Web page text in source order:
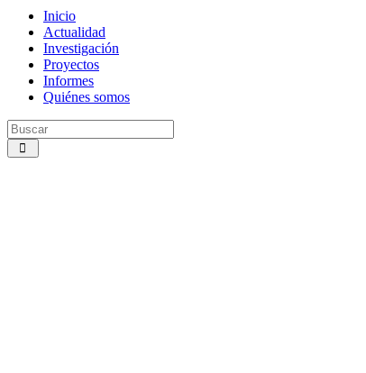
Inicio
Actualidad
Investigación
Proyectos
Informes
Quiénes somos